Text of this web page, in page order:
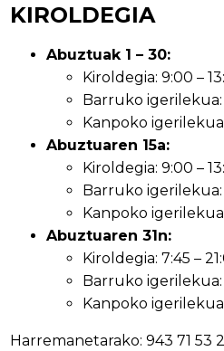
KIROLDEGIA
Abuztuak 1 – 30:
Kiroldegia: 9:00 –
Barruko igerilekua:
Kanpoko igerilekua:
Abuztuaren 15a:
Kiroldegia: 9:00 –
Barruko igerilekua:
Kanpoko
Abuztuaren 31n:
Kiroldegia: 7:45 –
Barruko igerilekua:
Kanpoko igerilekua:
Harremanetarako: 943 71 53